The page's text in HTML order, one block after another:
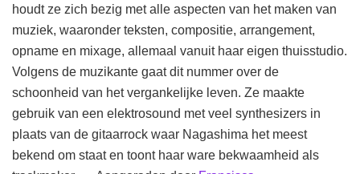
houdt ze zich bezig met alle aspecten van het maken van
muziek, waaronder teksten, compositie, arrangement,
opname en mixage, allemaal vanuit haar eigen thuisstudio.
Volgens de muzikante gaat dit nummer over de
schoonheid van het vergankelijke leven. Ze maakte
gebruik van een elektrosound met veel synthesizers in
plaats van de gitaarrock waar Nagashima het meest
bekend om staat en toont haar ware bekwaamheid als